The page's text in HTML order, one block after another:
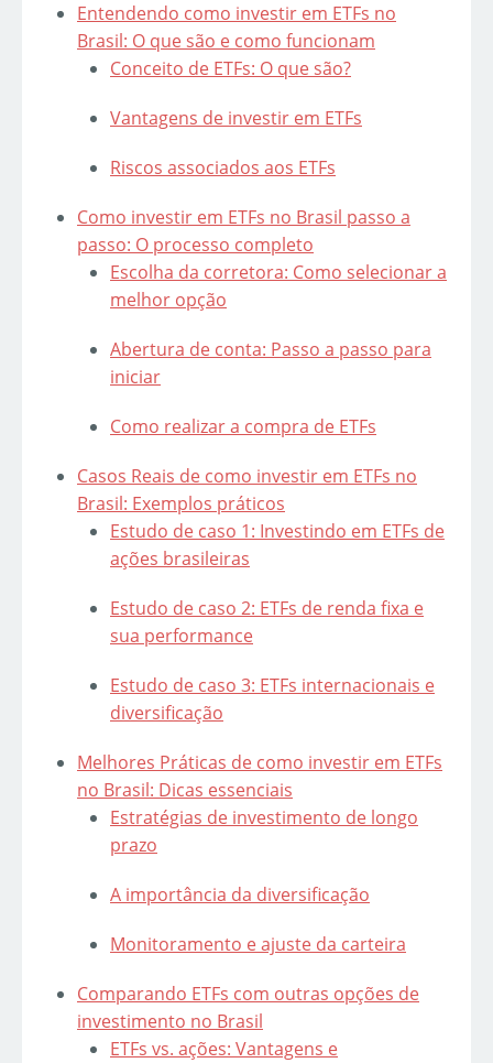
Entendendo como investir em ETFs no
Brasil: O que são e como funcionam
Conceito de ETFs: O que são?
Vantagens de investir em ETFs
Riscos associados aos ETFs
Como investir em ETFs no Brasil passo a
passo: O processo completo
Escolha da corretora: Como selecionar a
melhor opção
Abertura de conta: Passo a passo para
iniciar
Como realizar a compra de ETFs
Casos Reais de como investir em ETFs no
Brasil: Exemplos práticos
Estudo de caso 1: Investindo em ETFs de
ações brasileiras
Estudo de caso 2: ETFs de renda fixa e
sua performance
Estudo de caso 3: ETFs internacionais e
diversificação
Melhores Práticas de como investir em ETFs
no Brasil: Dicas essenciais
Estratégias de investimento de longo
prazo
A importância da diversificação
Monitoramento e ajuste da carteira
Comparando ETFs com outras opções de
investimento no Brasil
ETFs vs. ações: Vantagens e